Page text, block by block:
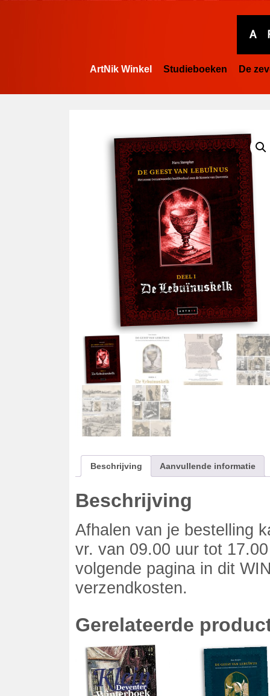
ArtNik Winkel Studieboeken De
Beschrijving Aanvullende informatie
Beschrijving
Afhalen van je bestelling
vr. van 09.00 uur tot
volgende pagina in dit
verzendkosten.
Gerelateerde